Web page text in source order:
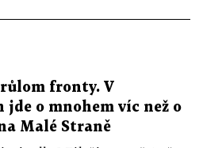
fronty. V
jde o mnohem víc než o
Malé Straně